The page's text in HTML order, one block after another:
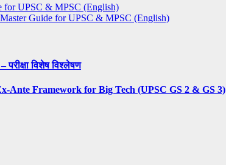
for UPSC & MPSC (English)
Guide for UPSC & MPSC (English)
परीक्षा विशेष विश्लेषण
Ante Framework for Big Tech (UPSC GS 2 & GS 3)